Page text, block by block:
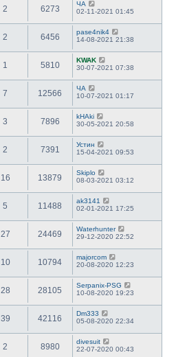
2 6273
ЧА
02-11-2021 01:45
2 6456
pase4nik4
14-08-2021 21:38
1 5810
KWAK
30-07-2021 07:38
7 12566
ЧА
10-07-2021 01:17
3 7896
kHAki
30-05-2021 20:58
2 7391
Устин
15-04-2021 09:53
16 13879
Skiplo
08-03-2021 03:12
5 11488
ak3141
02-01-2021 17:25
27 24469
Waterhunter
29-12-2020 22:52
10 10794
majorcom
20-08-2020 12:23
28 28105
Serpanix-PSG
10-08-2020 19:23
39 42116
Dm333
05-08-2020 22:34
2 8980
divesuit
22-07-2020 00:43